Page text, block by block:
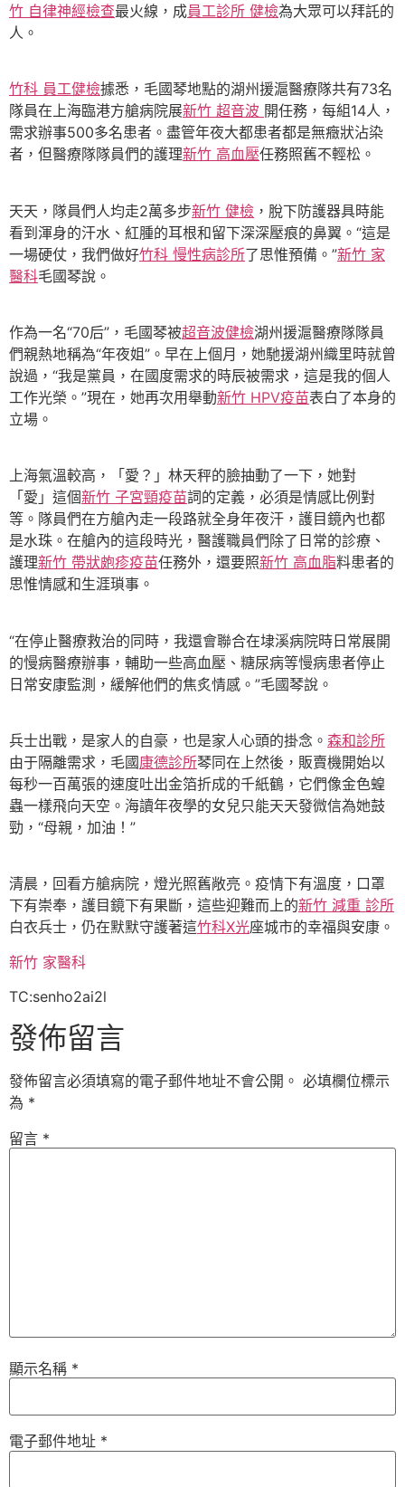
竹 自律神經檢查最火線，成員工診所 健檢為大眾可以拜託的
人。
竹科 員工健檢據悉，毛國琴地點的湖州援滬醫療隊共有73名
隊員在上海臨港方艙病院展新竹 超音波 開任務，每組14人，
需求辦事500多名患者。盡管年夜大都患者都是無癥狀沾染
者，但醫療隊隊員們的護理新竹 高血壓任務照舊不輕松。
天天，隊員們人均走2萬多步新竹 健檢 ，脫下防護器具時能
看到渾身的汗水、紅腫的耳根和留下深深壓痕的鼻翼。“這是
一場硬仗，我們做好竹科 慢性病診所了思惟預備。”新竹 家
醫科毛國琴說。
作為一名“70后”，毛國琴被超音波健檢湖州援滬醫療隊隊員
們親熱地稱為“年夜姐”。早在上個月，她馳援湖州織里時就曾
說過，“我是黨員，在國度需求的時辰被需求，這是我的個人
工作光榮。”現在，她再次用舉動新竹 HPV疫苗表白了本身的
立場。
上海氣溫較高，「愛？」林天秤的臉抽動了一下，她對
「愛」這個新竹 子宮頸疫苗詞的定義，必須是情感比例對
等。隊員們在方艙內走一段路就全身年夜汗，護目鏡內也都
是水珠。在艙內的這段時光，醫護職員們除了日常的診療、
護理新竹 帶狀皰疹疫苗任務外，還要照新竹 高血脂料患者的
思惟情感和生涯瑣事。
“在停止醫療救治的同時，我還會聯合在埭溪病院時日常展開
的慢病醫療辦事，輔助一些高血壓、糖尿病等慢病患者停止
日常安康監測，緩解他們的焦炙情感。”毛國琴說。
兵士出戰，是家人的自豪，也是家人心頭的掛念。 森和診所
由于隔離需求，毛國康德診所琴同在上然後，販賣機開始以
每秒一百萬張的速度吐出金箔折成的千紙鶴，它們像金色蝗
蟲一樣飛向天空。海讀年夜學的女兒只能天天發微信為她鼓
勁，“母親，加油！”
清晨，回看方艙病院，燈光照舊敞亮。疫情下有溫度，口罩
下有崇奉，護目鏡下有果斷，這些迎難而上的新竹 減重 診所
白衣兵士，仍在默默守護著這竹科X光座城市的幸福與安康。
新竹 家醫科
TC:senho2ai2l
發佈留言
發佈留言必須填寫的電子郵件地址不會公開。 必填欄位標示
為 *
留言 *
顯示名稱 *
電子郵件地址 *